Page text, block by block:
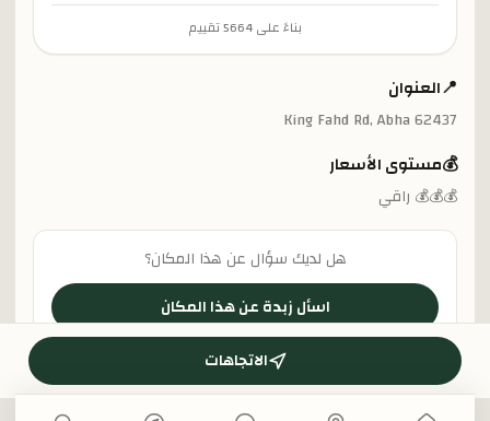
بناءً على5664تقييم
📍العنوان
King Fahd Rd, Abha 62437
💰مستوى الأسعار
💰💰💰 راقي
هل لديك سؤال عن هذا المكان؟
اسأل زبدة عن هذا المكان
الاتجاهات